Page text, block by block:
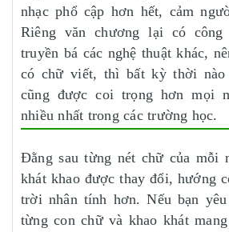
nhạc phổ cập hơn hết, cảm
Riêng văn chương lại có công
truyền bá các nghệ thuật khác,
có chữ viết, thì bất kỳ thời
cũng được coi trọng hơn mọi
nhiều nhất trong các trường học.
Đằng sau từng nét chữ của mỗi
khát khao được thay đổi, hướng
trời nhân tính hơn. Nếu bạn
từng con chữ và khao khát